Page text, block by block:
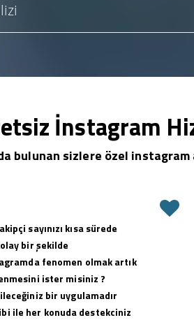
İnstagram
bulunan sizlere özel
sayınızı kısa sürede
bir şekilde
fenomen olmak artık
ister misiniz ?
bir uygulamadır
ile her konuda destekciniz